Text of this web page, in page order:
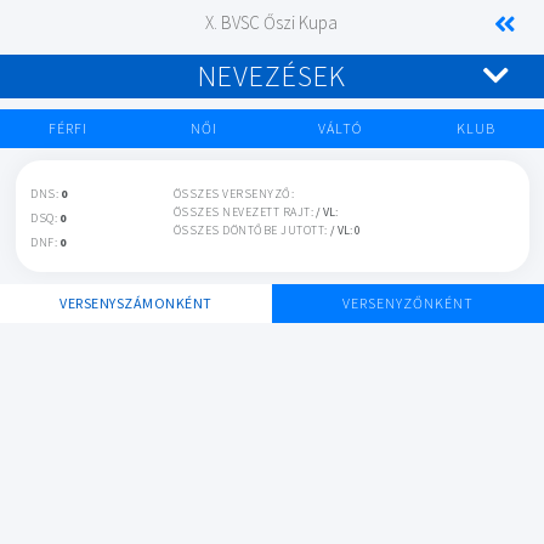
X. BVSC Őszi Kupa
NEVEZÉSEK
FÉRFI NŐI VÁLTÓ KLUB
DNS: 0
DSQ: 0
DNF: 0
ÖSSZES VERSENYZŐ:
ÖSSZES NEVEZETT RAJT:/ VL:
ÖSSZES DÖNTŐBE JUTOTT: / VL: 0
VERSENYSZÁMONKÉNT VERSENYZŐNKÉNT